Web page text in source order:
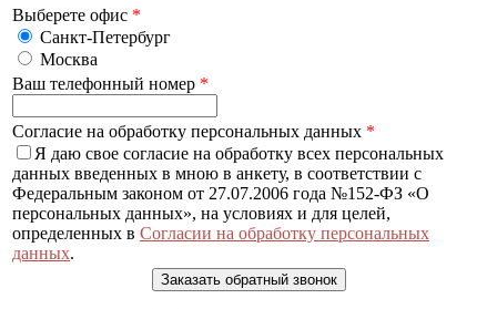
Выберете офис *
Санкт-Петербург
Москва
Ваш телефонный номер *
Согласие на обработку персональных данных *
Я даю свое согласие на обработку всех персональных
данных введенных в мною в анкету, в соответствии с
Федеральным законом от 27.07.2006 года №152-ФЗ «О
персональных данных», на условиях и для целей,
определенных в Согласии на обработку персональных
данных.